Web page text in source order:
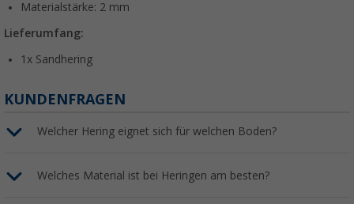
Materialstärke: 2 mm
Lieferumfang:
1x Sandhering
KUNDENFRAGEN
Welcher Hering eignet sich für welchen Boden?
Welches Material ist bei Heringen am besten?